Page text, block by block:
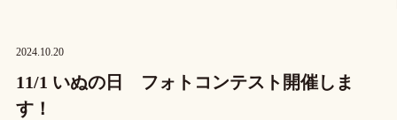
2024.10.20
11/1 いぬの日 フォトコンテスト開催しま
す！